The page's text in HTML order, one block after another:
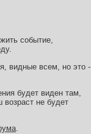
событие,
видные всем, но это -
будет виден там,
возраст не будет
.